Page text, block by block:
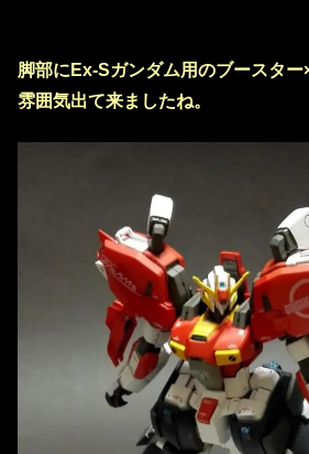
脚部にEx-Sガンダム用のブースター
雰囲気出て来ましたね。